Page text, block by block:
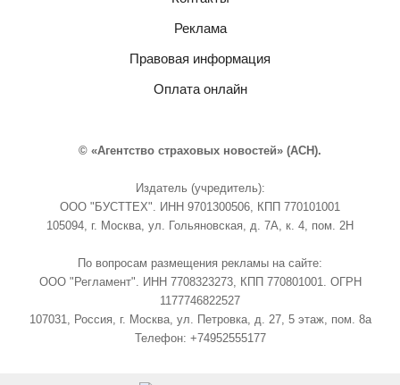
Реклама
Правовая информация
Оплата онлайн
© «Агентство страховых новостей» (АСН).
Издатель (учредитель):
ООО "БУСТТЕХ". ИНН 9701300506, КПП 770101001
105094, г. Москва, ул. Гольяновская, д. 7А, к. 4, пом. 2Н
По вопросам размещения рекламы на сайте:
ООО "Регламент". ИНН 7708323273, КПП 770801001. ОГРН
1177746822527
107031, Россия, г. Москва, ул. Петровка, д. 27, 5 этаж, пом. 8а
Телефон: +74952555177